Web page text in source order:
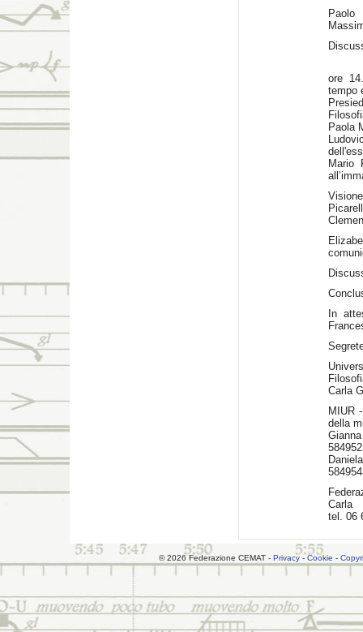
Paolo
ore
tempo
Paola
Mario
In
Carla
MIUR
della
Carla
tel. 06
© 2026 Federazione CEMAT - Privacy-Cookie -